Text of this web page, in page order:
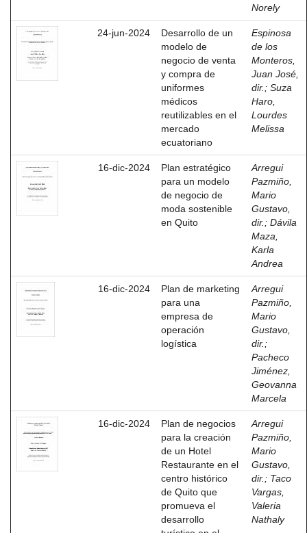
Norely
24-jun-2024
Desarrollo de un
modelo de
negocio de venta
y compra de
uniformes
médicos
reutilizables en el
mercado
ecuatoriano
Espinosa
de los
Monteros,
Juan José,
dir. ; Suza
Haro,
Lourdes
Melissa
16-dic-2024
Plan estratégico
para un modelo
de negocio de
moda sostenible
en Quito
Arregui
Pazmiño,
Mario
Gustavo,
dir. ; Dávila
Maza,
Karla
Andrea
16-dic-2024
Plan de marketing
para una
empresa de
operación
logística
Arregui
Pazmiño,
Mario
Gustavo,
dir. ;
Pacheco
Jiménez,
Geovanna
Marcela
16-dic-2024
Plan de negocios
para la creación
de un Hotel
Restaurante en el
centro histórico
de Quito que
promueva el
desarrollo
Arregui
Pazmiño,
Mario
Gustavo,
dir. ; Taco
Vargas,
Valeria
Nathaly